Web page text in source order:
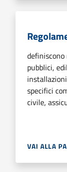
definiscono
pubblici,
specifici
civile,
VAI ALLA